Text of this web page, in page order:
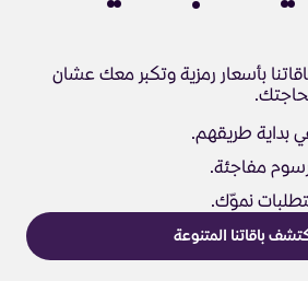
بأسعار رمزية وتكبر معك عشان
بداية طريقهم.
رسوم مفاجئة.
نموّك.
باقاتنا المتنوعة